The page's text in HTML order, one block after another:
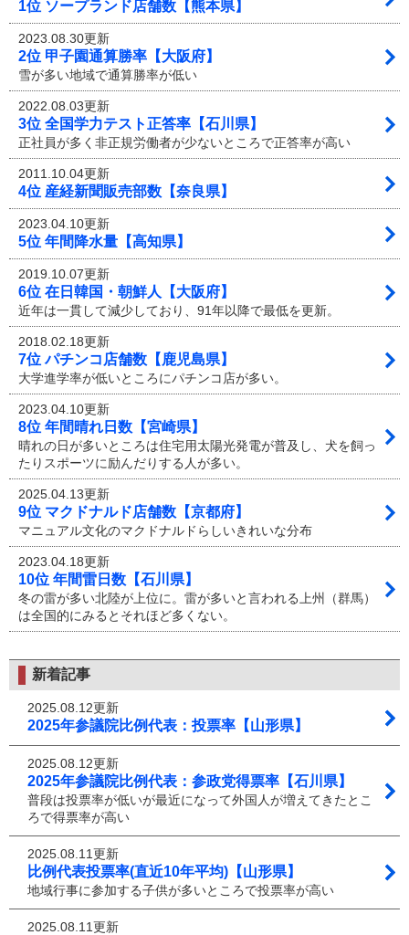
1位 ソープランド店舗数【熊本県】
2023.08.30更新
2位 甲子園通算勝率【大阪府】
雪が多い地域で通算勝率が低い
2022.08.03更新
3位 全国学力テスト正答率【石川県】
正社員が多く非正規労働者が少ないところで正答率が高い
2011.10.04更新
4位 産経新聞販売部数【奈良県】
2023.04.10更新
5位 年間降水量【高知県】
2019.10.07更新
6位 在日韓国・朝鮮人【大阪府】
近年は一貫して減少しており、91年以降で最低を更新。
2018.02.18更新
7位 パチンコ店舗数【鹿児島県】
大学進学率が低いところにパチンコ店が多い。
2023.04.10更新
8位 年間晴れ日数【宮崎県】
晴れの日が多いところは住宅用太陽光発電が普及し、犬を飼っ
たりスポーツに励んだりする人が多い。
2025.04.13更新
9位 マクドナルド店舗数【京都府】
マニュアル文化のマクドナルドらしいきれいな分布
2023.04.18更新
10位 年間雷日数【石川県】
冬の雷が多い北陸が上位に。雷が多いと言われる上州（群馬）
は全国的にみるとそれほど多くない。
新着記事
2025.08.12更新
2025年参議院比例代表：投票率【山形県】
2025.08.12更新
2025年参議院比例代表：参政党得票率【石川県】
普段は投票率が低いが最近になって外国人が増えてきたとこ
ろで得票率が高い
2025.08.11更新
比例代表投票率(直近10年平均)【山形県】
地域行事に参加する子供が多いところで投票率が高い
2025.08.11更新